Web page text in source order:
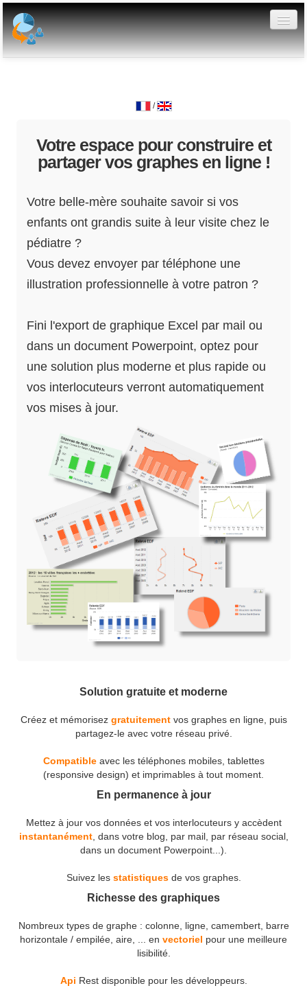
FAQ
/
Votre espace pour construire et
partager vos graphes en ligne !
Votre belle-mère souhaite savoir si vos
enfants ont grandis suite à leur visite chez le
pédiatre ?
Vous devez envoyer par téléphone une
illustration professionnelle à votre patron ?
Fini l'export de graphique Excel par mail ou
dans un document Powerpoint, optez pour
une solution plus moderne et plus rapide ou
vos interlocuteurs verront automatiquement
vos mises à jour.
Solution gratuite et moderne
Créez et mémorisez gratuitementvos graphes en ligne, puis
partagez-le avec votre réseau privé.
Compatibleavec les téléphones mobiles, tablettes
(responsive design) et imprimables à tout moment.
En permanence à jour
Mettez à jour vos données et vos interlocuteurs y accèdent
instantanément, dans votre blog, par mail, par réseau social,
dans un document Powerpoint...).
Suivez les statistiquesde vos graphes.
Richesse des graphiques
Nombreux types de graphe : colonne, ligne, camembert, barre
horizontale / empilée, aire, ... en vectoriel pour une meilleure
lisibilité.
Api Rest disponible pour les développeurs.